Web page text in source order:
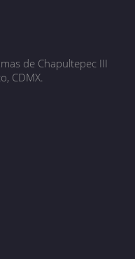
de Chapultepec III
CDMX.